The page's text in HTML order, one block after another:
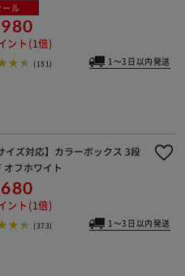
ール
ント(1倍)
(151) 1～3日以内発送
イズ対応】カラーボックス 3段
オフホワイト
ント(1倍)
(373) 1～3日以内発送